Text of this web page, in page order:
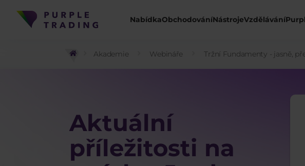
NabídkaObchodováníNástrojeVzdělávání
Akademie Webináře Tržní Fundamenty - jasně,
Aktuální
příležitosti na